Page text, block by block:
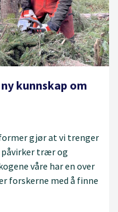
kunnskap om
gjør at vi trenger
påvirker trær og
våre har en over
forskerne med å finne